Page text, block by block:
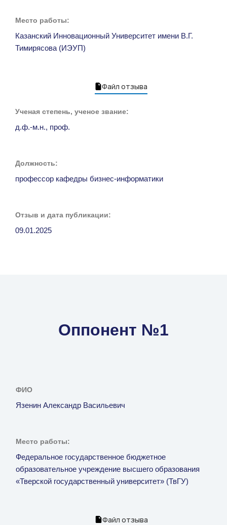
Место работы:
Казанский Инновационный Университет имени В.Г.
Тимирясова (ИЭУП)
Файл отзыва
Ученая степень, ученое звание:
д.ф.-м.н., проф.
Должность:
профессор кафедры бизнес-информатики
Отзыв и дата публикации:
09.01.2025
Оппонент №1
ФИО
Язенин Александр Васильевич
Место работы:
Федеральное государственное бюджетное
образовательное учреждение высшего образования
«Тверской государственный университет» (ТвГУ)
Файл отзыва